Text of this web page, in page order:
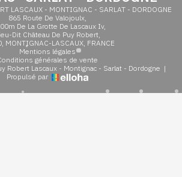
LASCAUX - MONTIGNAC - SARLAT - DORDOGNE
865 Route De Valojoulx,
De La Grotte De Lascaux Iv,
Dit Château De Puy Robert,
MONTIGNAC-LASCAUX, FRANCE
Mentions légales
générales de vente
Robert Lascaux - Montignac - Sarlat - Dordogne |
Propulsé par